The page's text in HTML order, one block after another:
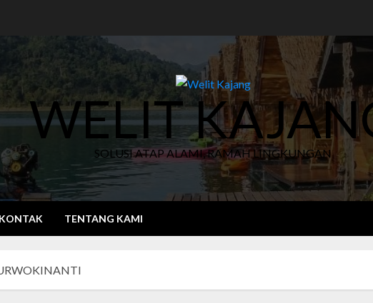
WELIT
SOLUSI ATAP ALAMI, RAMAH LINGKUNGAN
KONTAK TENTANG KAMI